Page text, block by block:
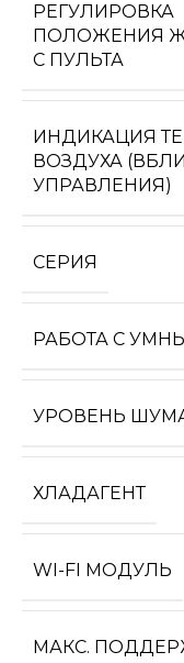
РЕГУЛИРОВКА
ПОЛОЖЕНИЯ
С ПУЛЬТА
ИНДИКАЦИЯ
ВОЗДУХА
УПРАВЛЕНИЯ)
СЕРИЯ
РАБОТА С
УРОВЕНЬ
ХЛАДАГЕНТ
WI-FI МОДУЛЬ
МАКС.